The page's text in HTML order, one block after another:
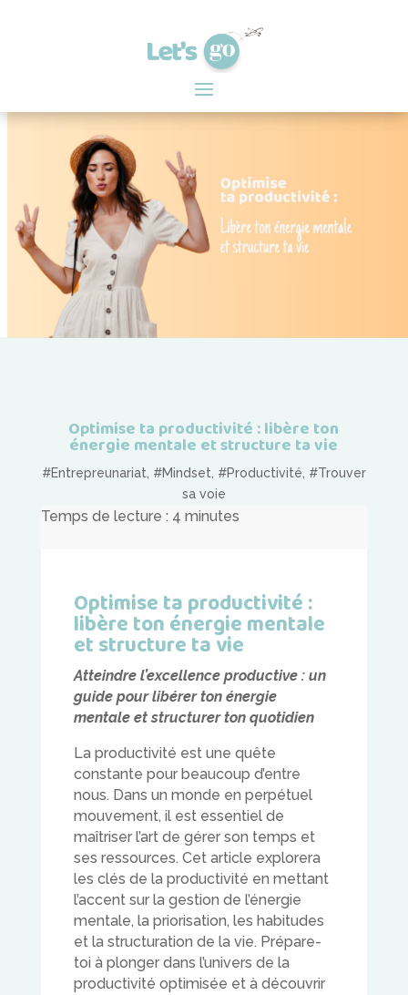
Optimise ta productivité : libère ton
énergie mentale et structure ta vie
#Entrepreunariat, #Mindset, #Productivité, #Trouver
sa voie
Temps de lecture : 4 minutes
Optimise ta productivité :
libère ton énergie mentale
et structure ta vie
Atteindre l’excellence productive : un
guide pour libérer ton énergie
mentale et structurer ton quotidien
La productivité est une quête
constante pour beaucoup d’entre
nous. Dans un monde en perpétuel
mouvement, il est essentiel de
maîtriser l’art de gérer son temps et
ses ressources. Cet article explorera
les clés de la productivité en mettant
l’accent sur la gestion de l’énergie
mentale, la priorisation, les habitudes
et la structuration de la vie. Prépare-
toi à plonger dans l’univers de la
productivité optimisée et à découvrir